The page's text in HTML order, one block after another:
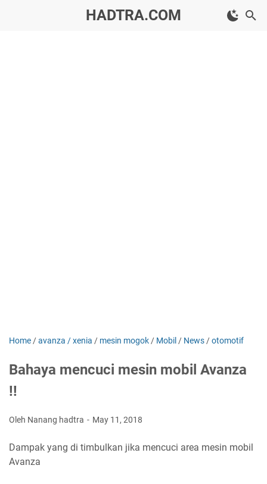
HADTRA.COM
Home /avanza / xenia / mesin mogok / Mobil / News /otomotif
Bahaya mencuci mesin mobil Avanza
!!
Oleh Nanang hadtra May 11, 2018
Dampak yang di timbulkan jika mencuci area mesin mobil
Avanza